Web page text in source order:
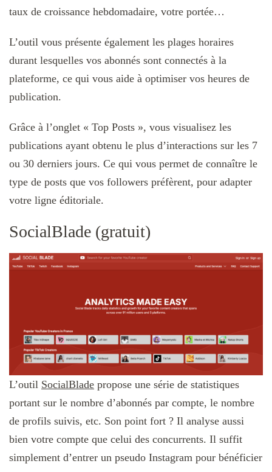
taux de croissance hebdomadaire, votre portée…
L’outil vous présente également les plages horaires
durant lesquelles vos abonnés sont connectés à la
plateforme, ce qui vous aide à optimiser vos heures de
publication.
Grâce à l’onglet « Top Posts », vous visualisez les
publications ayant obtenu le plus d’interactions sur les 7
ou 30 derniers jours. Ce qui vous permet de connaître le
type de posts que vos followers préfèrent, pour adapter
votre ligne éditoriale.
SocialBlade (gratuit)
L’outil SocialBlade propose une série de statistiques
portant sur le nombre d’abonnés par compte, le nombre
de profils suivis, etc. Son point fort ? Il analyse aussi
bien votre compte que celui des concurrents. Il suffit
simplement d’entrer un pseudo Instagram pour bénéficier